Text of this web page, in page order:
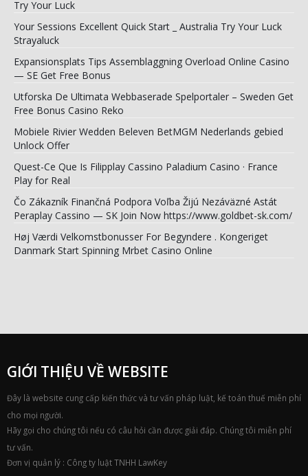
Try Your Luck
Your Sessions Excellent Quick Start _ Australia Try Your Luck
Strayaluck
Expansionsplats Tips Assemblaggning Overload Online Casino
— SE Get Free Bonus
Utforska De Ultimata Webbaserade Spelportaler – Sweden Get
Free Bonus Casino Reko
Mobiele Rivier Wedden Beleven BetMGM Nederlands gebied
Unlock Offer
Quest-Ce Que Is Filipplay Cassino Paladium Casino · France
Play for Real
Čo Zákazník Finančná Podpora Voľba Žijú Nezáväzné Astát
Peraplay Cassino — SK Join Now https://www.goldbet-sk.com/
Høj Værdi Velkomstbonusser For Begyndere . Kongeriget
Danmark Start Spinning Mrbet Casino Online
GIỚI THIỆU VỀ WEBSITE
Đây là website cung cấp kiến thức và tư vấn pháp luật, kế toán thuế miễn phí
cho mọi người.
Hãy gọi cho chúng tôi nếu có câu hỏi cần được giải đáp. Chúng tôi miễn phí
tư vấn.
Đơn vị quản lý : Công ty luật TNHH LawKey